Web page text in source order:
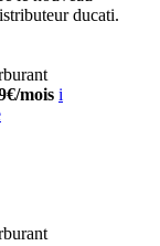
ducati.
mois i